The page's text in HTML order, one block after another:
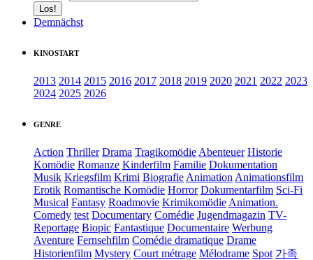
Demnächst
KINOSTART
2013 2014 2015 2016 2017 2018 2019 2020 2021 2022 2023
2024 2025 2026
GENRE
Action Thriller Drama Tragikomödie Abenteuer Historie
Komödie Romanze Kinderfilm Familie Dokumentation
Musik Kriegsfilm Krimi Biografie Animation Animationsfilm
Erotik Romantische Komödie Horror Dokumentarfilm Sci-Fi
Musical Fantasy Roadmovie Krimikomödie Animation.
Comedy test Documentary Comédie Jugendmagazin TV-
Reportage Biopic Fantastique Documentaire Werbung
Aventure Fernsehfilm Comédie dramatique Drame
Historienfilm Mystery Court métrage Mélodrame Spot 가족